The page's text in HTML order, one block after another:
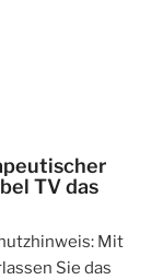
TV das
Mit
Sie das